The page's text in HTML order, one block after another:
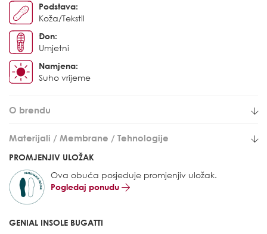
Podstava:
Koža/Tekstil
Đon:
Umjetni
Namjena:
Suho vrijeme
O brendu
Materijali / Membrane / Tehnologije
PROMJENJIV ULOŽAK
Ova obuća posjeduje promjenjiv uložak.
Pogledaj ponudu
GENIAL INSOLE BUGATTI